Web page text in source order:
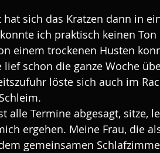
sich das Kratzen dann in
ich praktisch keinen
einem trockenen Husten
lief schon die ganze Woche
löste sich auch im
alle Termine abgesagt, sitze,
ergehen. Meine Frau, die
gemeinsamen